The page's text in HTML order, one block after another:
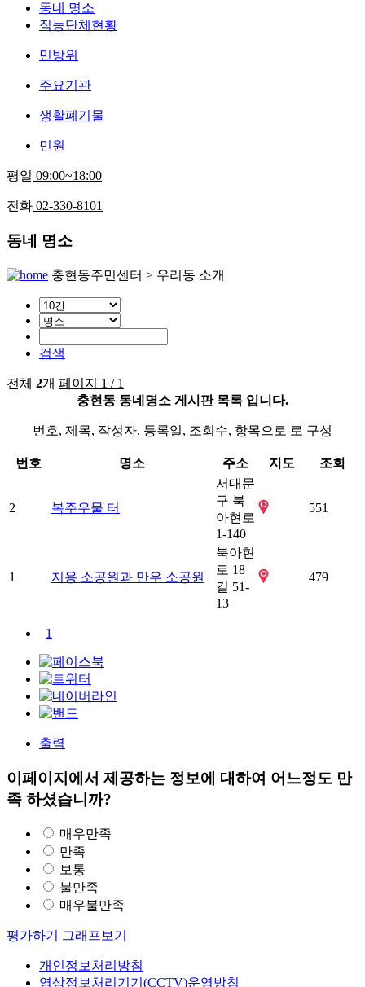
동네 명소
직능단체현황
민방위
주요기관
생활폐기물
민원
평일 09:00~18:00
전화 02-330-8101
동네 명소
충현동주민센터 > 우리동 소개
검색
전체 2개 페이지 1 / 1
충현동 동네명소 게시판 목록 입니다.
번호, 제목, 작성자, 등록일, 조회수, 항목으로 로 구성
번호 명소 주소 지도 조회
2 복주우물 터
서대문
구 북
아현로
1-140
551
1 지용 소공원과 만우 소공원
북아현
로 18
길 51-
13
479
1
출력
이페이지에서 제공하는 정보에 대하여 어느정도 만
족 하셨습니까?
매우만족
만족
보통
불만족
매우불만족
평가하기 그래프보기
개인정보처리방침
영상정보처리기기(CCTV)운영방침